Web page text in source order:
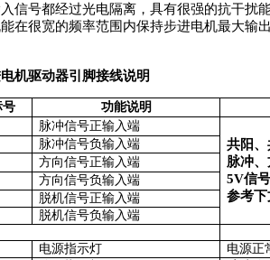
信号都经过光电隔离，具有很强的抗干扰
在很宽的频率范围内保持步进电机最大输
机驱动器引脚接线说明
号
功能说明
脉冲信号正输入端
共阳
脉冲
5V信
参考
脉冲信号负输入端
方向信号正输入端
方向信号负输入端
脱机信号正输入端
脱机信号负输入端
电源指示灯
电源正